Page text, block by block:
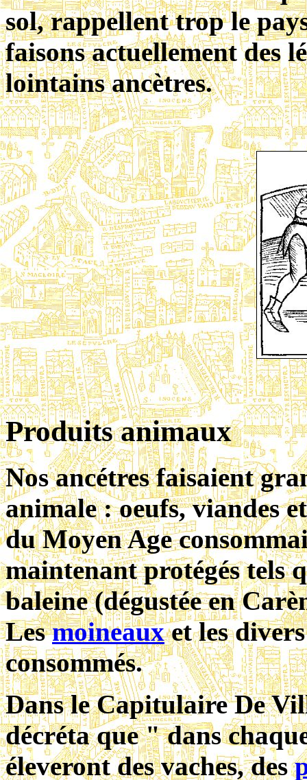
sol, rappellent trop le
faisons actuellement des
lointains ancètres.
Produits animaux
Nos ancétres faisaient
animale : oeufs, viandes
du Moyen Age
maintenant protégés tels
baleine (dégustée en
Lesmoineauxet les
consommés.
Dans le Capitulaire De
décréta que " dans
éleveront des vaches, des